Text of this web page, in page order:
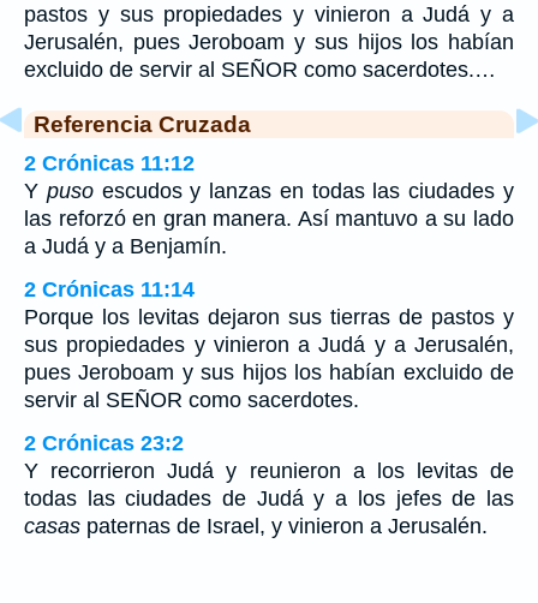
pastos y sus propiedades y vinieron a Judá y a
Jerusalén, pues Jeroboam y sus hijos los habían
excluido de servir al SEÑOR como sacerdotes.…
Referencia Cruzada
2 Crónicas 11:12
Y pusoescudos y lanzas en todas las ciudades y
las reforzó en gran manera. Así mantuvo a su lado
a Judá y a Benjamín.
2 Crónicas 11:14
Porque los levitas dejaron sus tierras de pastos y
sus propiedades y vinieron a Judá y a Jerusalén,
pues Jeroboam y sus hijos los habían excluido de
servir al SEÑOR como sacerdotes.
2 Crónicas 23:2
Y recorrieron Judá y reunieron a los levitas de
todas las ciudades de Judá y a los jefes de las
casas paternas de Israel, y vinieron a Jerusalén.